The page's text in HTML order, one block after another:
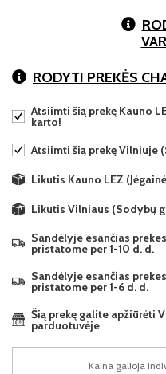
RODYTI PREKĖS
Atsiimti šią prekę Kauno
karto!
Atsiimti šią prekę Vilniuje
Likutis Kauno LEZ
Likutis Vilniaus (Sodybų
Sandėlyje esančias
pristatome per 1-10 d. d.
Sandėlyje esančias
pristatome per 1-6 d. d.
Šią prekę galite apžiūrėti
parduotuvėje
Kaina galioja